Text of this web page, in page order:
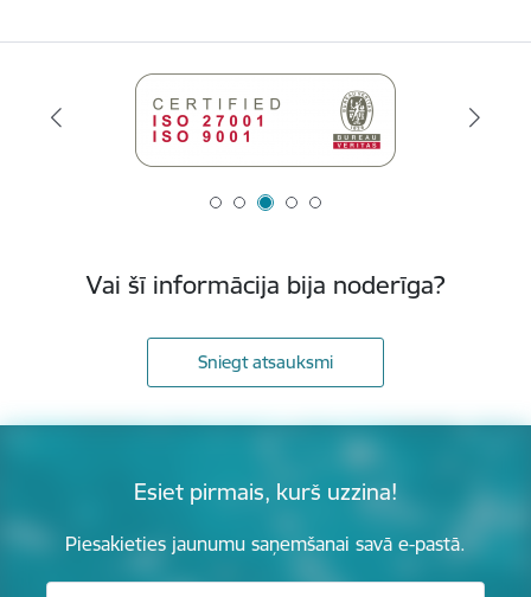
Vai šī informācija bija noderīga?
Sniegt atsauksmi
Esiet pirmais, kurš uzzina!
Piesakieties jaunumu saņemšanai savā e-pastā.